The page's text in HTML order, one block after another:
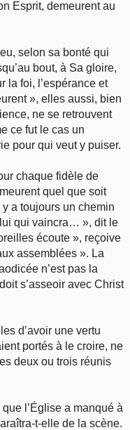
Esprit, demeurent au
selon sa bonté qui
bout, à Sa gloire,
la foi, l’espérance et
», elles aussi, bien
ne se retrouvent
ce fut le cas un
pour qui veut y puiser.
chaque fidèle de
quel que soit
y a toujours un chemin
qui vaincra… », dit le
écoute », reçoive
assemblées ». La
n’est pas la
s’asseoir avec Christ
d’avoir une vertu
portés à le croire, ne
deux ou trois réunis
l’Église a manqué à
t-elle de la scène.